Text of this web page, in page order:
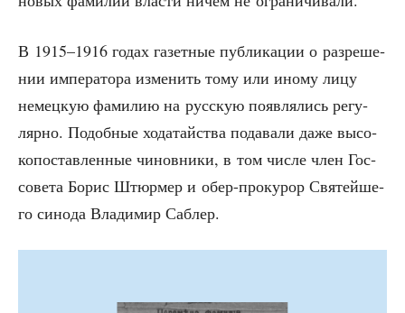
В 1915–1916 годах газет­ные пуб­ли­ка­ции о раз­ре­ше­
нии импе­ра­то­ра изме­нить тому или ино­му лицу
немец­кую фами­лию на рус­скую появ­ля­лись регу­
ляр­но. Подоб­ные хода­тай­ства пода­ва­ли даже высо­
ко­по­став­лен­ные чинов­ни­ки, в том чис­ле член Гос­
со­ве­та Борис Штюр­мер и обер-про­ку­рор Свя­тей­ше­
го сино­да Вла­ди­мир Саблер.